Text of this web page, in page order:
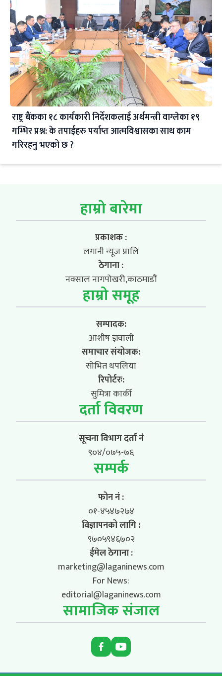
राष्ट्र बैंकका १८ कार्यकारी निर्देशकलाई अर्थमन्त्री वाग्लेका १९
गम्भिर प्रश्न: के तपाईहरु पर्याप्त आत्मविश्वासका साथ काम
गरिरहनु भएको छ ?
हाम्रो बारेमा
प्रकाशक :
लगानी न्यूज प्रालि
ठेगाना :
नक्साल नागपोखरी,काठमाडौं
हाम्रो समूह
सम्पादक:
आशीष ज्ञवाली
समाचार संयोजक:
सोभित थपलिया
रिपोर्टरः:
सुमित्रा कार्की
दर्ता विवरण
सूचना विभाग दर्ता नं
९०४/०७५-७६
सम्पर्क
फोन नं :
०१-४५४७२७४
विज्ञापनको लागि :
९७०५९४६७०२
ईमेल ठेगाना :
marketing@laganinews.com
For News:
editorial@laganinews.com
सामाजिक संजाल